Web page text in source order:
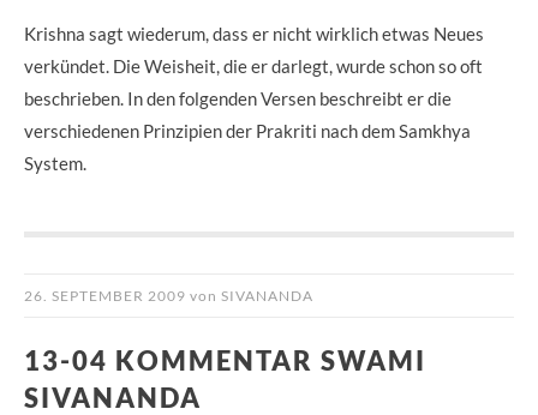
Krishna sagt wiederum, dass er nicht wirklich etwas Neues
verkündet. Die Weisheit, die er darlegt, wurde schon so oft
beschrieben. In den folgenden Versen beschreibt er die
verschiedenen Prinzipien der Prakriti nach dem Samkhya
System.
26. SEPTEMBER 2009 von SIVANANDA
13-04 KOMMENTAR SWAMI
SIVANANDA